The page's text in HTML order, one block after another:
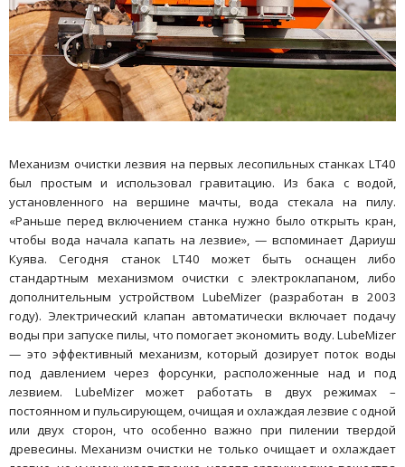
Механизм очистки лезвия на первых лесопильных станках LT40
был простым и использовал гравитацию. Из бака с водой,
установленного на вершине мачты, вода стекала на пилу.
«Раньше перед включением станка нужно было открыть кран,
чтобы вода начала капать на лезвие», — вспоминает Дариуш
Куява. Сегодня станок LT40 может быть оснащен либо
стандартным механизмом очистки с электроклапаном, либо
дополнительным устройством LubeMizer (разработан в 2003
году). Электрический клапан автоматически включает подачу
воды при запуске пилы, что помогает экономить воду. LubeMizer
— это эффективный механизм, который дозирует поток воды
под давлением через форсунки, расположенные над и под
лезвием. LubeMizer может работать в двух режимах –
постоянном и пульсирующем, очищая и охлаждая лезвие с одной
или двух сторон, что особенно важно при пилении твердой
древесины. Механизм очистки не только очищает и охлаждает